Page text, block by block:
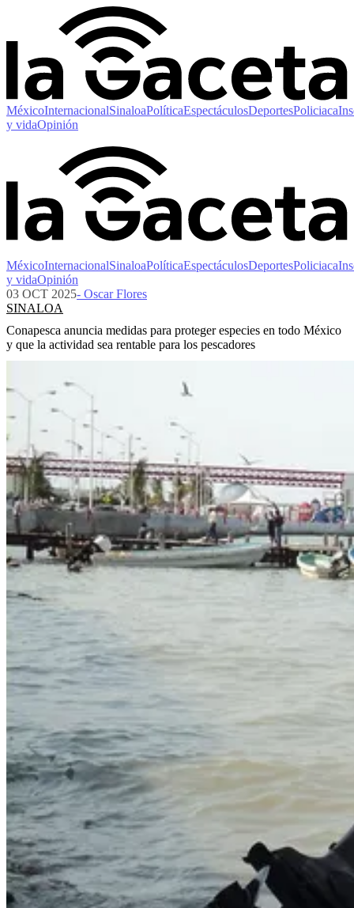
MéxicoInternacionalSinaloaPolíticaEspectáculosDeportesPoliciaca
y vidaOpinión
MéxicoInternacionalSinaloaPolíticaEspectáculosDeportesPoliciaca
y vidaOpinión
03 OCT 2025- Oscar Flores
SINALOA
Conapesca anuncia medidas para proteger especies en todo México
y que la actividad sea rentable para los pescadores